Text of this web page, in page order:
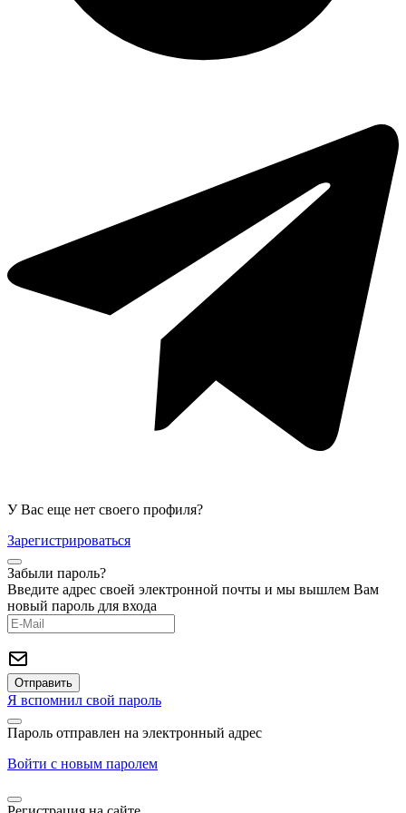
У Вас еще нет своего профиля?
Зарегистрироваться
Забыли пароль?
Введите адрес своей электронной почты и мы вышлем Вам
новый пароль для входа
Я вспомнил свой пароль
Пароль отправлен на электронный адрес
Войти с новым паролем